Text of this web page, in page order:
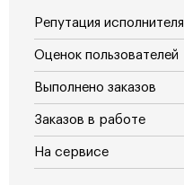
Репутация исполнителя
Оценок пользователей
Выполнено заказов
Заказов в работе
На сервисе